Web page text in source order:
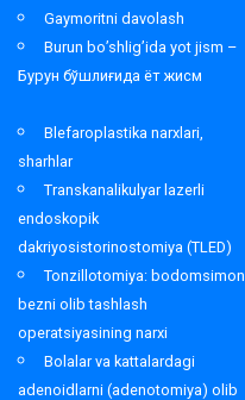
Gaymoritni davolash
Burun bo’shlig’ida yot jism –
Бурун бўшлиғида ёт жисм
Blefaroplastika narxlari,
sharhlar
Transkanalikulyar lazerli
endoskopik
dakriyosistorinostomiya (TLED)
Tonzillotomiya: bodomsimon
bezni olib tashlash
operatsiyasining narxi
Bolalar va kattalardagi
adenoidlarni (adenotomiya) olib